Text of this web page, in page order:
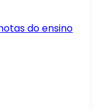
do ensino